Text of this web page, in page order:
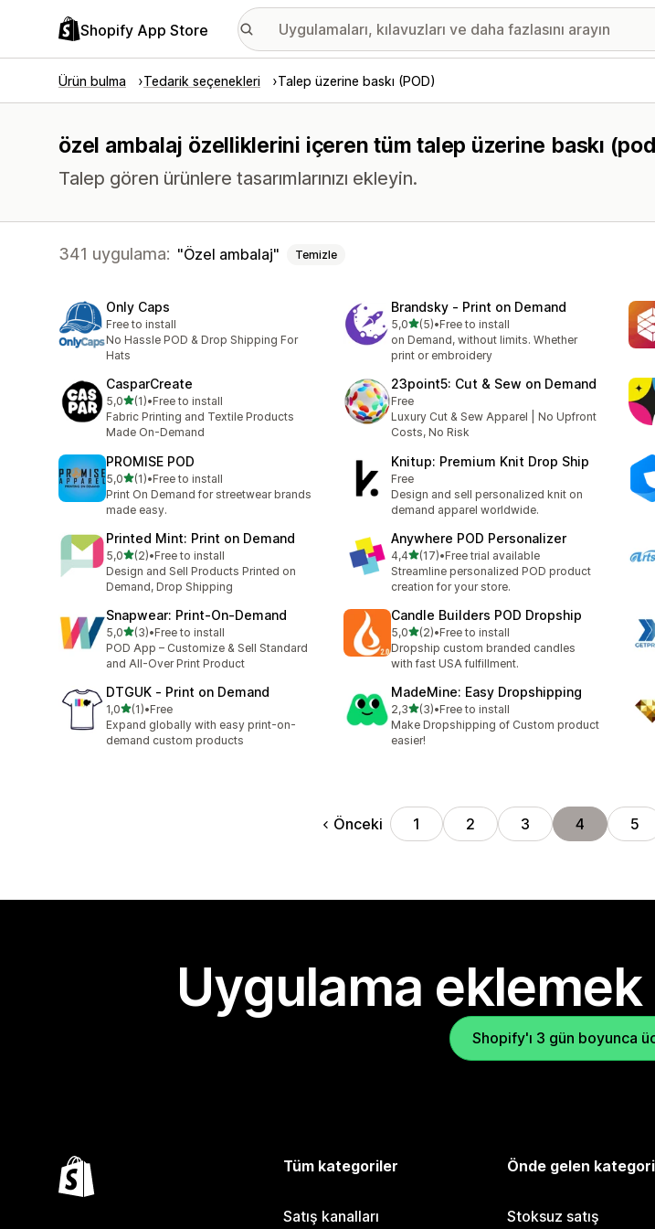
Shopify App Store
Ürün bulma Tedarik seçenekleri Talep üzerine baskı (POD)
özel ambalaj özelliklerini içeren tüm talep üzerine baskı
Talep gören ürünlere tasarımlarınızı ekleyin.
341 uygulama: Özel ambalaj Temizle
Only Caps
Free to install
No Hassle POD & Drop Shipping For
Hats
Brandsky ‑ Print on Demand
5,05 yıldız üzerinden
(5)
toplam 5 değerlendirme
•Free to install
on Demand, without limits. Whether
print or embroidery
CasparCreate
5,05 yıldız üzerinden
(1)
toplam 1 değerlendirme
•Free to install
Fabric Printing and Textile Products
Made On-Demand
23point5: Cut & Sew on Demand
Free
Luxury Cut & Sew Apparel | No Upfront
Costs, No Risk
PROMISE POD
5,05 yıldız üzerinden
(1)
toplam 1 değerlendirme
•Free to install
Print On Demand for streetwear brands
made easy.
Knitup: Premium Knit Drop Ship
Free
Design and sell personalized knit on
demand apparel worldwide.
Printed Mint: Print on Demand
5,05 yıldız üzerinden
(2)
toplam 2 değerlendirme
•Free to install
Design and Sell Products Printed on
Demand, Drop Shipping
Anywhere POD Personalizer
4,45 yıldız üzerinden
(17)
toplam 17 değerlendirme
•Free trial available
Streamline personalized POD product
creation for your store.
Snapwear: Print‑On‑Demand
5,05 yıldız üzerinden
(3)
toplam 3 değerlendirme
•Free to install
POD App – Customize & Sell Standard
and All-Over Print Product
Candle Builders POD Dropship
5,05 yıldız üzerinden
(2)
toplam 2 değerlendirme
•Free to install
Dropship custom branded candles
with fast USA fulfillment.
DTGUK ‑ Print on Demand
1,05 yıldız üzerinden
(1)
toplam 1 değerlendirme
•Free
Expand globally with easy print-on-
demand custom products
MadeMine: Easy Dropshipping
2,35 yıldız üzerinden
(3)
toplam 3 değerlendirme
•Free to install
Make Dropshipping of Custom product
easier!
Önceki 1 2 3 4 5
Uygulama
Shopify'ı 3 gün boyunca
Tüm kategoriler
Satış kanalları
Önde gelen
Stoksuz satış